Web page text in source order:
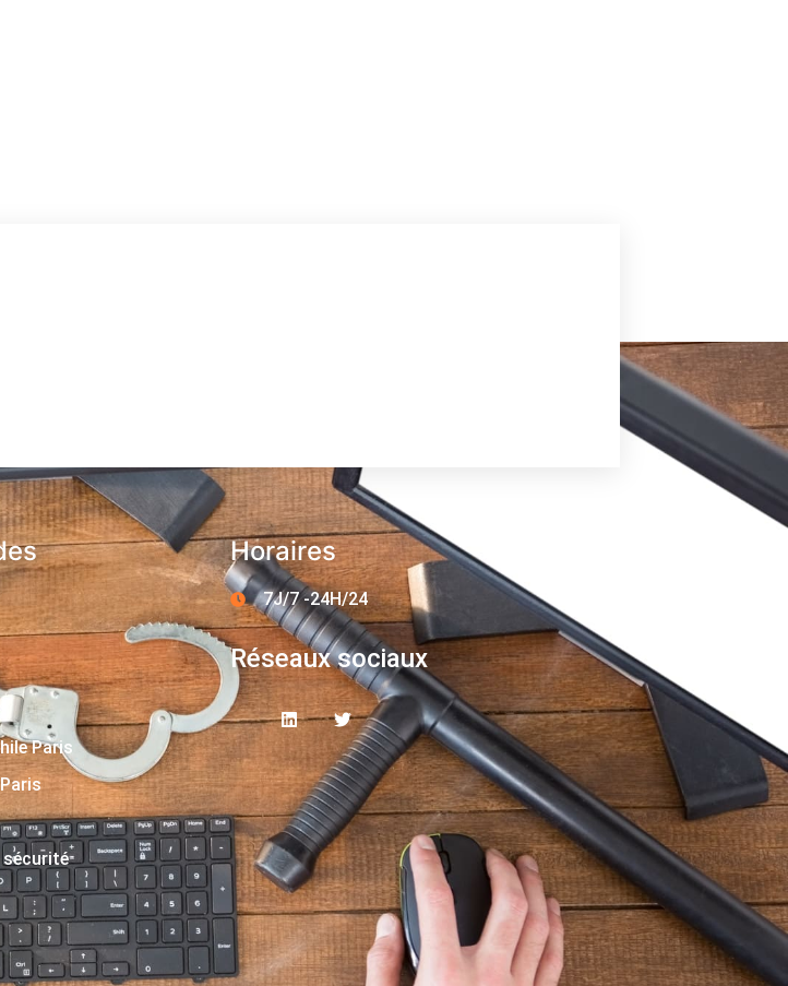
Paris
sécurité
Horaires
7J/7 -24H/24
Réseaux sociaux